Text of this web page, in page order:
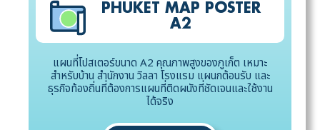
PHUKET MAP POSTER
A2
แผนที่โปสเตอร์ขนาด A2 คุณภาพสูงของภูเก็ต เหมาะ
สำหรับบ้าน สำนักงาน วิลลา โรงแรม แผนกต้อนรับ และ
ธุรกิจท้องถิ่นที่ต้องการแผนที่ติดผนังที่ชัดเจนและใช้งาน
ได้จริง